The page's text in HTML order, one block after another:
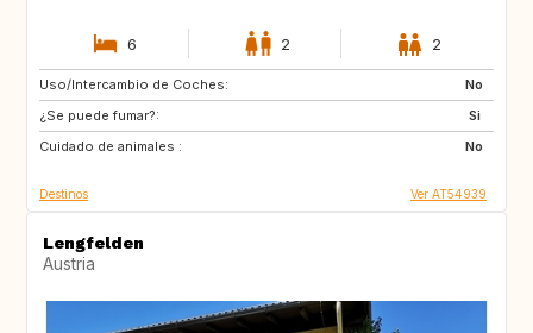
6 2 2
Uso/Intercambio de Coches:
No
¿Se puede fumar?:
Si
Cuidado de animales :
No
SE
Destinos Ver AT54939
Lengfelden
Austria